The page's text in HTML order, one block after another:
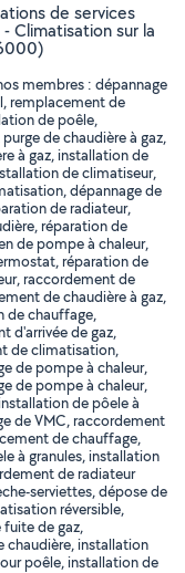
de services
Climatisation sur la
membres : dépannage
remplacement de
de poêle,
de chaudière à gaz,
à gaz, installation de
de climatiseur,
dépannage de
de radiateur,
réparation de
de pompe à chaleur,
réparation de
raccordement de
de chaudière à gaz,
de chauffage,
d'arrivée de gaz,
de climatisation,
de pompe à chaleur,
de pompe à chaleur,
de pôele à
de VMC, raccordement
de chauffage,
à granules, installation
de radiateur
serviettes, dépose de
réversible,
de gaz,
chaudière, installation
poêle, installation de